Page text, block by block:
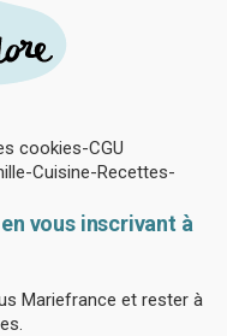
cookies CGU
Cuisine Recettes
vous inscrivant à
Mariefrance et rester à